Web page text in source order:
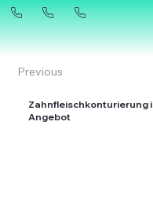
Previous
Zahnfleischkonturierung
Angebot